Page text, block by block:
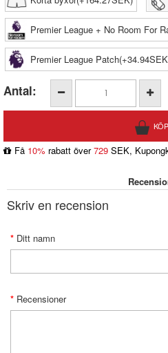
Premier League + No Room For
Premier League
Antal:
Få 10% rabatt över729 SEK,
Skriv en recension
Ditt namn
Recensioner